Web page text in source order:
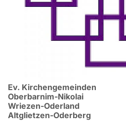
Ev. Kirchengemeinden
Oberbarnim-Nikolai
Wriezen-Oderland
Altglietzen-Oderberg